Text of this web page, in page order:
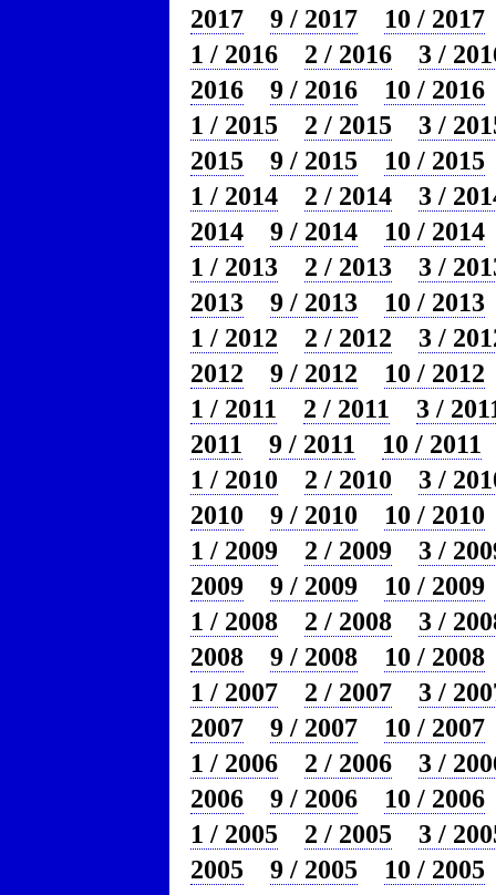
2017
9 / 2017
10 / 2017
1 / 2016
2 / 2016
3 /
2016
9 / 2016
10 / 2016
1 / 2015
2 / 2015
3 /
2015
9 / 2015
10 / 2015
1 / 2014
2 / 2014
3 /
2014
9 / 2014
10 / 2014
1 / 2013
2 / 2013
3 /
2013
9 / 2013
10 / 2013
1 / 2012
2 / 2012
3 /
2012
9 / 2012
10 / 2012
1 / 2011
2 / 2011
3 /
2011
9 / 2011
10 / 2011
1 / 2010
2 / 2010
3 /
2010
9 / 2010
10 / 2010
1 / 2009
2 / 2009
3 /
2009
9 / 2009
10 / 2009
1 / 2008
2 / 2008
3 /
2008
9 / 2008
10 / 2008
1 / 2007
2 / 2007
3 /
2007
9 / 2007
10 / 2007
1 / 2006
2 / 2006
3 /
2006
9 / 2006
10 / 2006
1 / 2005
2 / 2005
3 /
2005
9 / 2005
10 / 2005